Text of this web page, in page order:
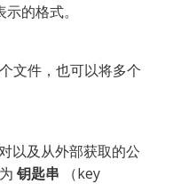
的格式。
文件，也可以将多个
以及从外部获取的公
钥匙串 （key